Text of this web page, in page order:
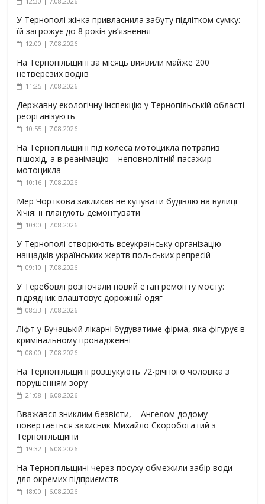
У Тернополі жінка привласнила забуту підлітком сумку:
їй загрожує до 8 років ув’язнення
12:00 | 7.08.2026
На Тернопільщині за місяць виявили майже 200
нетверезих водіїв
11:25 | 7.08.2026
Державну екологічну інспекцію у Тернопільській області
реорганізують
10:55 | 7.08.2026
На Тернопільщині під колеса мотоцикла потрапив
пішохід, а в реанімацію – неповнолітній пасажир
мотоцикла
10:16 | 7.08.2026
Мер Чорткова закликав не купувати будівлю на вулиці
Хічія: її планують демонтувати
10:00 | 7.08.2026
У Тернополі створюють всеукраїнську організацію
нащадків українських жертв польських репресій
09:10 | 7.08.2026
У Теребовлі розпочали новий етап ремонту мосту:
підрядник влаштовує дорожній одяг
08:33 | 7.08.2026
Ліфт у Бучацькій лікарні будуватиме фірма, яка фігурує в
кримінальному провадженні
08:00 | 7.08.2026
На Тернопільщині розшукують 72-річного чоловіка з
порушенням зору
21:08 | 6.08.2026
Вважався зниклим безвісти, – Ангелом додому
повертається захисник Михайло Скоробогатий з
Тернопільщини
19:32 | 6.08.2026
На Тернопільщині через посуху обмежили забір води
для окремих підприємств
18:00 | 6.08.2026